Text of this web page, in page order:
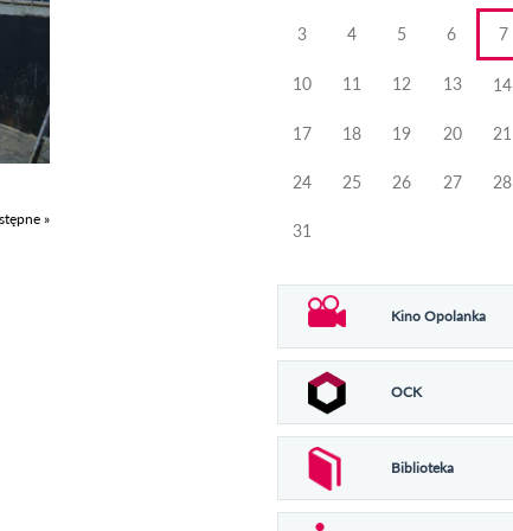
»
3 4 5 6 7
10 11 12 13 14
17 18 19 20 21
24 25 26 27 28
31
Kino Opolanka
OCK
Biblioteka